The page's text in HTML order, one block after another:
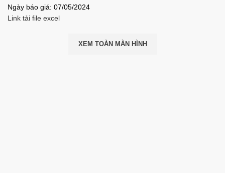
Ngày báo giá: 07/05/2024
Link tải file excel
XEM TOÀN MÀN HÌNH